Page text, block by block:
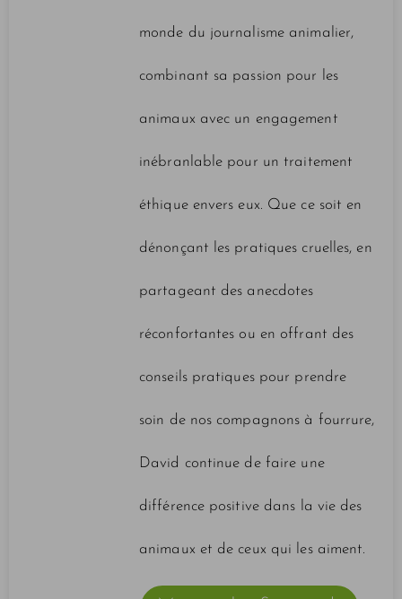
monde du journalisme animalier,
combinant sa passion pour les
animaux avec un engagement
inébranlable pour un traitement
éthique envers eux. Que ce soit en
dénonçant les pratiques cruelles, en
partageant des anecdotes
réconfortantes ou en offrant des
conseils pratiques pour prendre
soin de nos compagnons à fourrure,
David continue de faire une
différence positive dans la vie des
animaux et de ceux qui les aiment.